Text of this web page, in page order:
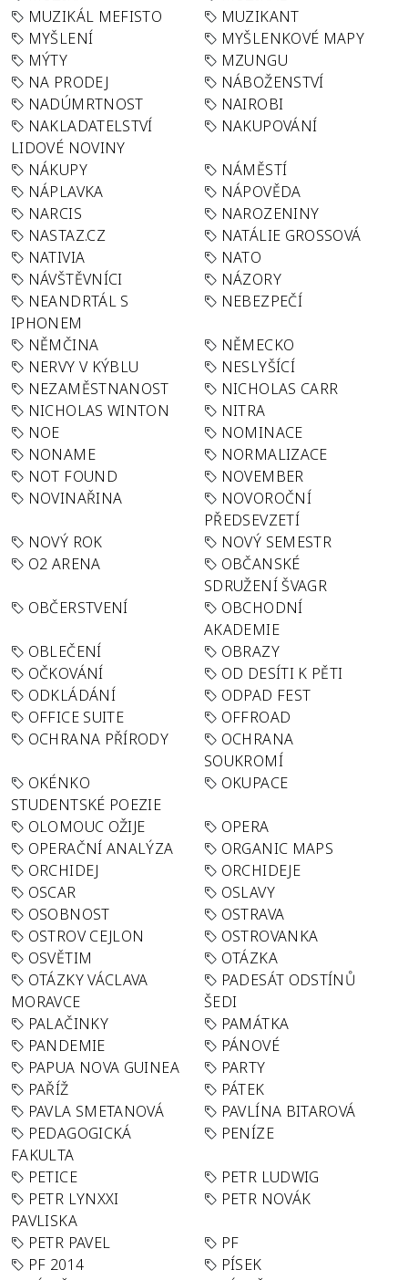
MUZIKÁL MEFISTO
MUZIKANT
MYŠLENÍ
MYŠLENKOVÉ MAPY
MÝTY
MZUNGU
NA PRODEJ
NÁBOŽENSTVÍ
NADÚMRTNOST
NAIROBI
NAKLADATELSTVÍ
LIDOVÉ NOVINY
NAKUPOVÁNÍ
NÁKUPY
NÁMĚSTÍ
NÁPLAVKA
NÁPOVĚDA
NARCIS
NAROZENINY
NASTAZ.CZ
NATÁLIE GROSSOVÁ
NATIVIA
NATO
NÁVŠTĚVNÍCI
NÁZORY
NEANDRTÁL S
IPHONEM
NEBEZPEČÍ
NĚMČINA
NĚMECKO
NERVY V KÝBLU
NESLYŠÍCÍ
NEZAMĚSTNANOST
NICHOLAS CARR
NICHOLAS WINTON
NITRA
NOE
NOMINACE
NONAME
NORMALIZACE
NOT FOUND
NOVEMBER
NOVINAŘINA
NOVOROČNÍ
PŘEDSEVZETÍ
NOVÝ ROK
NOVÝ SEMESTR
O2 ARENA
OBČANSKÉ
SDRUŽENÍ ŠVAGR
OBČERSTVENÍ
OBCHODNÍ
AKADEMIE
OBLEČENÍ
OBRAZY
OČKOVÁNÍ
OD DESÍTI K PĚTI
ODKLÁDÁNÍ
ODPAD FEST
OFFICE SUITE
OFFROAD
OCHRANA PŘÍRODY
OCHRANA
SOUKROMÍ
OKÉNKO
STUDENTSKÉ POEZIE
OKUPACE
OLOMOUC OŽIJE
OPERA
OPERAČNÍ ANALÝZA
ORGANIC MAPS
ORCHIDEJ
ORCHIDEJE
OSCAR
OSLAVY
OSOBNOST
OSTRAVA
OSTROV CEJLON
OSTROVANKA
OSVĚTIM
OTÁZKA
OTÁZKY VÁCLAVA
MORAVCE
PADESÁT ODSTÍNŮ
ŠEDI
PALAČINKY
PAMÁTKA
PANDEMIE
PÁNOVÉ
PAPUA NOVA GUINEA
PARTY
PAŘÍŽ
PÁTEK
PAVLA SMETANOVÁ
PAVLÍNA BITAROVÁ
PEDAGOGICKÁ
FAKULTA
PENÍZE
PETICE
PETR LUDWIG
PETR LYNXXI
PAVLISKA
PETR NOVÁK
PETR PAVEL
PF
PF 2014
PÍSEK